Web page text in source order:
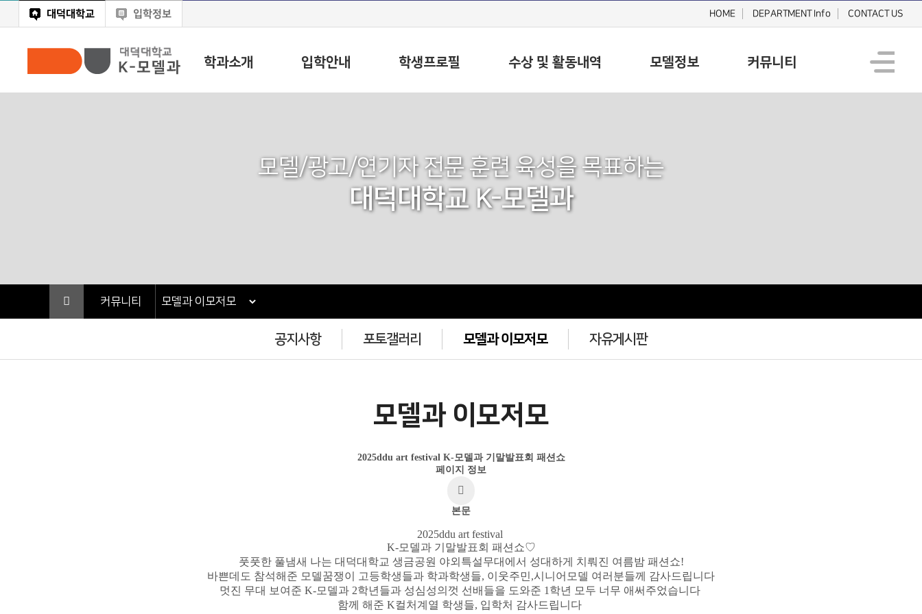
대덕대학교 입학정보 HOME DEPARTMENT Info CONTACT US
학과소개 입학안내 학생프로필 수상 및 활동내역 모델정보 커뮤니티
모델/광고/연기자 전문 훈련 육성을 목표하는
대덕대학교 K-모델과
커뮤니티
공지사항 포토갤러리 모델과 이모저모 자유게시판
모델과 이모저모
2025ddu art festival K-모델과 기말발표회 패션쇼
페이지 정보
본문
2025ddu art festival
K-모델과 기말발표회 패션쇼♡
풋풋한 풀냄새 나는 대덕대학교 생금공원 야외특설무대에서 성대하게 치뤄진 여름밤 패션쇼!
바쁜데도 참석해준 모델꿈쟁이 고등학생들과 학과학생들, 이웃주민,시니어모델 여러분들께 감사드립니다
멋진 무대 보여준 K-모델과 2학년들과 성심성의껏 선배들을 도와준 1학년 모두 너무 애써주었습니다
함께 해준 K컬처계열 학생들, 입학처 감사드립니다